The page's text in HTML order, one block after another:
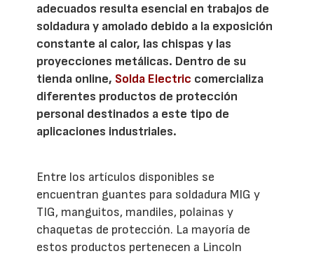
adecuados resulta esencial en trabajos de
soldadura y amolado debido a la exposición
constante al calor, las chispas y las
proyecciones metálicas. Dentro de su
tienda online, Solda Electric comercializa
diferentes productos de protección
personal destinados a este tipo de
aplicaciones industriales.
Entre los artículos disponibles se
encuentran guantes para soldadura MIG y
TIG, manguitos, mandiles, polainas y
chaquetas de protección. La mayoría de
estos productos pertenecen a Lincoln